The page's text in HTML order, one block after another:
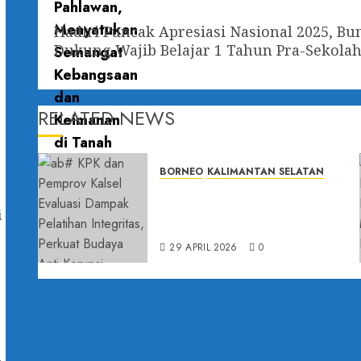
Hadiri Puncak Apresiasi Nasional 2025,
Dukung Wajib Belajar 1 Tahun Pra-
RELATED NEWS
BORNEO KALIMANTAN SELATAN
29 APRIL 2026 0